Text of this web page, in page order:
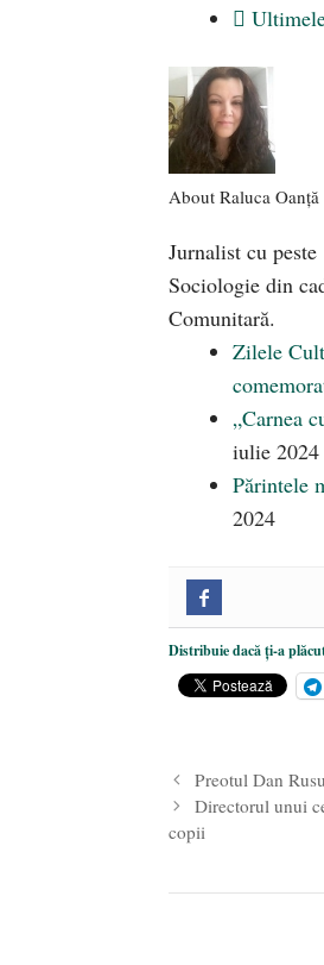
About Raluca Oanță
Jurnalist cu
Sociologie din
Comunitară.
Zilele
„Carnea
iulie 2024
Părintele
2024
Distribuie dacă ți-a
Preotul Dan
Directorul unui
copii